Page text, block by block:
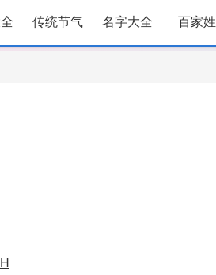
传统节气 名字大全 百家姓